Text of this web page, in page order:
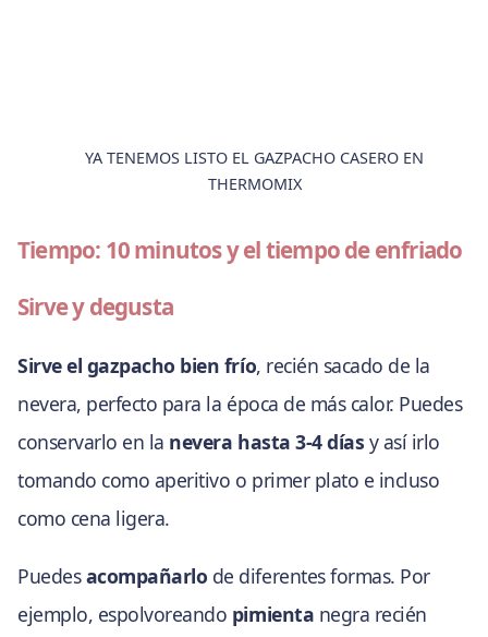
YA TENEMOS LISTO EL GAZPACHO CASERO EN
THERMOMIX
Tiempo: 10 minutos y el tiempo de enfriado
Sirve y degusta
Sirve el gazpacho bien frío, recién sacado de la
nevera, perfecto para la época de más calor. Puedes
conservarlo en la nevera hasta 3-4 días y así irlo
tomando como aperitivo o primer plato e incluso
como cena ligera.
Puedesacompañarlo de diferentes formas. Por
ejemplo, espolvoreando pimienta negra recién